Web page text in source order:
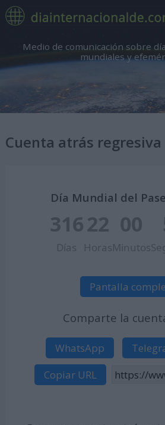
Medio de comunicación sobre
mundiales y
Cuenta atrás regresiva
Día Mundial del
316
Días
22
Horas
00
Minutos
Pantalla
Comparte la
WhatsApp
Copiar URL